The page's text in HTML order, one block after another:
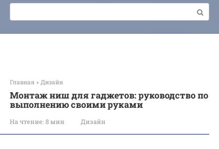
Поиск:
Главная » Дизайн
Монтаж ниш для гаджетов: руководство по
выполнению своими руками
На чтение: 8 мин Дизайн